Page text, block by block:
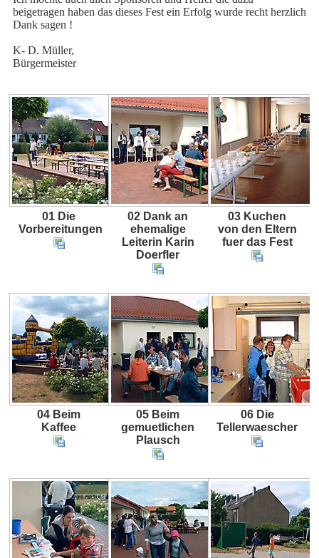
beigetragen haben das dieses Fest ein Erfolg wurde recht herzlich
Dank sagen !
K- D. Müller,
Bürgermeister
01 Die
Vorbereitungen
02 Dank an
ehemalige
Leiterin Karin
Doerfler
03 Kuchen
von den Eltern
fuer das Fest
04 Beim
Kaffee
05 Beim
gemuetlichen
Plausch
06 Die
Tellerwaescher